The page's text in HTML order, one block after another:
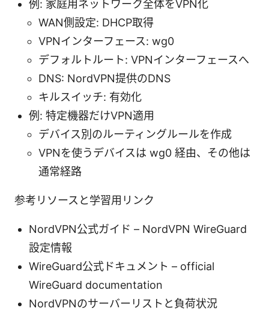
例: 家庭用ネットワーク全体をVPN化
WAN側設定: DHCP取得
VPNインターフェース: wg0
デフォルトルート: VPNインターフェースへ
DNS: NordVPN提供のDNS
キルスイッチ: 有効化
例: 特定機器だけVPN適用
デバイス別のルーティングルールを作成
VPNを使うデバイスは wg0 経由、その他は
通常経路
参考リソースと学習用リンク
NordVPN公式ガイド – NordVPN WireGuard
設定情報
WireGuard公式ドキュメント – official
WireGuard documentation
NordVPNのサーバーリストと負荷状況